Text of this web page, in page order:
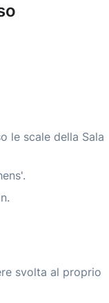
le scale della Sala
svolta al proprio